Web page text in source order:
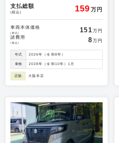
支払総額
(税込) 159 万円
車両本体価格
(税込) 151 万円
諸費用
(税込) 8 万円
年式 2026年（令和8年）
車検 2028年（令和10年）1月
店舗 大阪本店